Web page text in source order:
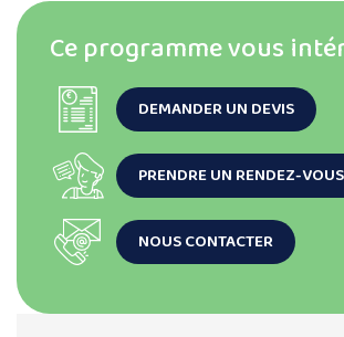
Ce programme vous
DEMANDER UN DEVIS
PRENDRE UN RENDEZ-VOUS
NOUS CONTACTER